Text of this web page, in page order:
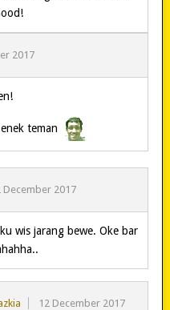
2017
teman
December 2017
wis jarang bewe. Oke bar
12 December 2017